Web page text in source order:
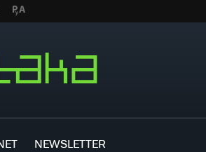
NEWSLETTER